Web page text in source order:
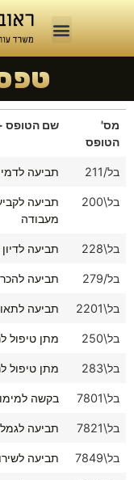
מס'
הטופס
שם הטופס
בל/211 תביעה
בל\200
תביעה
מעבודה
בל\228 תביעה
בל/279 תביעה
בל\2201 תביעה
בל\250 מתן טיפול
בל\283 מתן טיפול
בל\7801 בקשה
בל\7821 תביעה
בל\7849 תביעה